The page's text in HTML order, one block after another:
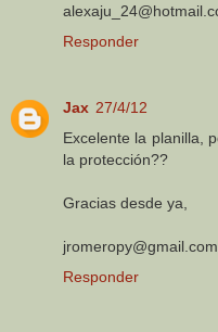
Responder
Jax 27/4/12
Excelente la planilla,
la protección??
Gracias desde ya,
jromeropy@gmail.com
Responder